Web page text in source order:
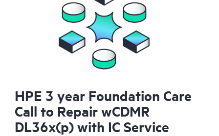
HPE 3 year Foundation Care
Call to Repair wCDMR
DL36x(p) with IC Service